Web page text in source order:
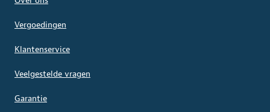
Vergoedingen
Klantenservice
Veelgestelde vragen
Garantie